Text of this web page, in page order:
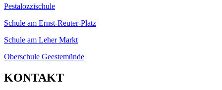
Pestalozzischule
Schule am Ernst-Reuter-Platz
Schule am Leher Markt
Oberschule Geestemünde
KONTAKT